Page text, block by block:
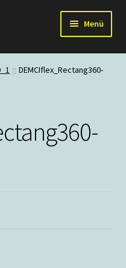
Menü
DEMCIflex_Rectang360-